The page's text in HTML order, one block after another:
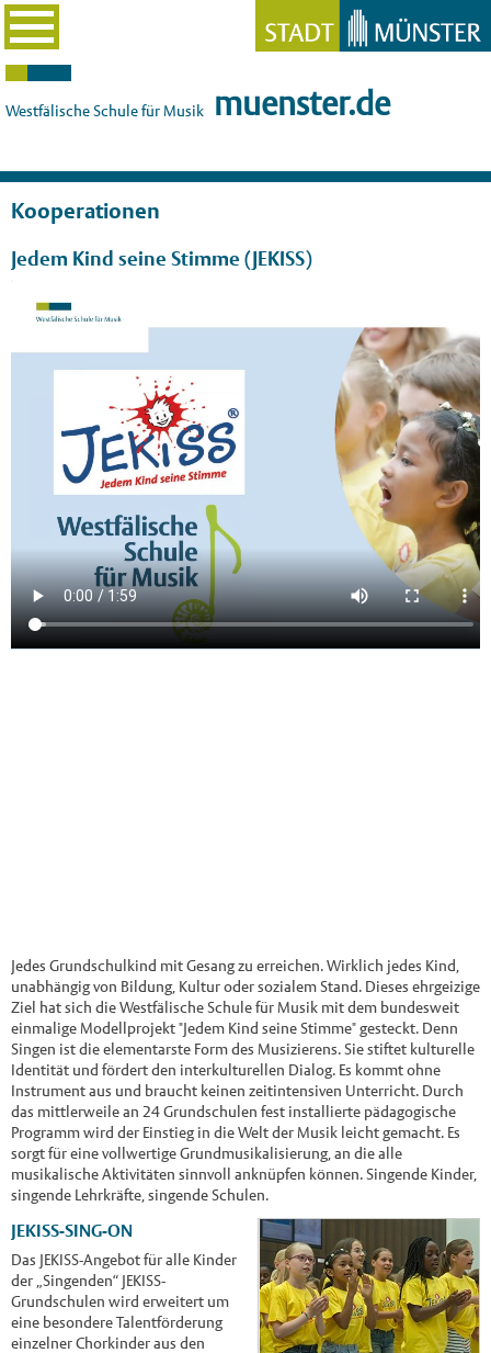
Westfälische Schule für Musik muenster.de
Kooperationen
Jedem Kind seine Stimme (JEKISS)
Jedes Grundschulkind mit Gesang zu erreichen. Wirklich jedes Kind,
unabhängig von Bildung, Kultur oder sozialem Stand. Dieses ehrgeizige
Ziel hat sich die Westfälische Schule für Musik mit dem bundesweit
einmalige Modellprojekt "Jedem Kind seine Stimme" gesteckt. Denn
Singen ist die elementarste Form des Musizierens. Sie stiftet kulturelle
Identität und fördert den interkulturellen Dialog. Es kommt ohne
Instrument aus und braucht keinen zeitintensiven Unterricht. Durch
das mittlerweile an 24 Grundschulen fest installierte pädagogische
Programm wird der Einstieg in die Welt der Musik leicht gemacht. Es
sorgt für eine vollwertige Grundmusikalisierung, an die alle
musikalische Aktivitäten sinnvoll anknüpfen können. Singende Kinder,
singende Lehrkräfte, singende Schulen.
JEKISS-SING-ON
Das JEKISS-Angebot für alle Kinder
der „Singenden“ JEKISS-
Grundschulen wird erweitert um
eine besondere Talentförderung
einzelner Chorkinder aus den